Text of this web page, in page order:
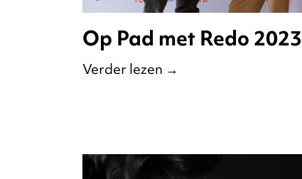
Op Pad met Redo 2023
Verder lezen →